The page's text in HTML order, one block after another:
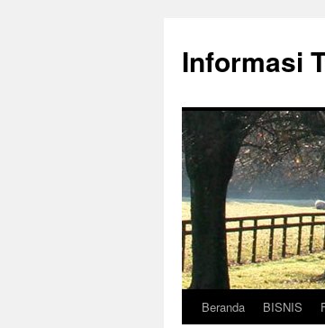
Informasi
Langsung
Beranda BISNIS